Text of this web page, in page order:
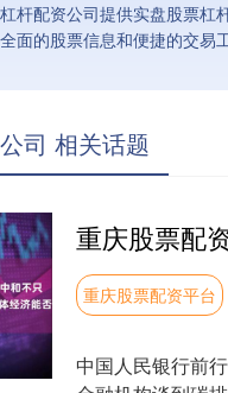
杆配资公司提供实盘股票杠
面的股票信息和便捷的交易
司 相关话题
重庆股票配资平台
中国人民银行前